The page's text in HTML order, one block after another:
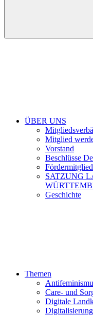
ÜBER UNS
Mitglied
Vorstand
Beschlüsse
SATZUNG
Geschichte
Themen
Care- und
Digitale
Digitalisierung